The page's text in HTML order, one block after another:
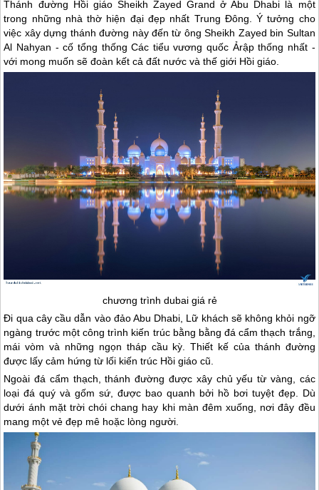
Thánh đường Hồi giáo Sheikh Zayed Grand ở Abu Dhabi là một
trong những nhà thờ hiện đại đẹp nhất Trung Đông. Ý tưởng cho
việc xây dựng thánh đường này đến từ ông Sheikh Zayed bin Sultan
Al Nahyan - cố tổng thống Các tiểu vương quốc Ảrập thống nhất -
với mong muốn sẽ đoàn kết cả đất nước và thế giới Hồi giáo.
chương trình dubaigiá rẻ
Đi qua cây cầu dẫn vào đảo Abu Dhabi, Lữ khách sẽ không khỏi ngỡ
ngàng trước một công trình kiến trúc bằng bằng đá cẩm thạch trắng,
mái vòm và những ngọn tháp cầu kỳ. Thiết kế của thánh đường
được lấy cảm hứng từ lối kiến trúc Hồi giáo cũ.
Ngoài đá cẩm thạch, thánh đường được xây chủ yếu từ vàng, các
loại đá quý và gốm sứ, được bao quanh bởi hồ bơi tuyệt đẹp. Dù
dưới ánh mặt trời chói chang hay khi màn đêm xuống, nơi đây đều
mang một vẻ đẹp mê hoặc lòng người.